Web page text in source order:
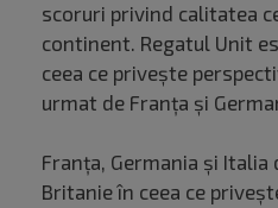
scoruri privind calitatea
continent. Regatul Unit
ceea ce priveşte
urmat de Franţa şi
Franţa, Germania şi Italia
Britanie în ceea ce